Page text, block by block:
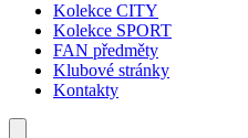
Kolekce CITY
Kolekce SPORT
FAN předměty
Klubové stránky
Kontakty